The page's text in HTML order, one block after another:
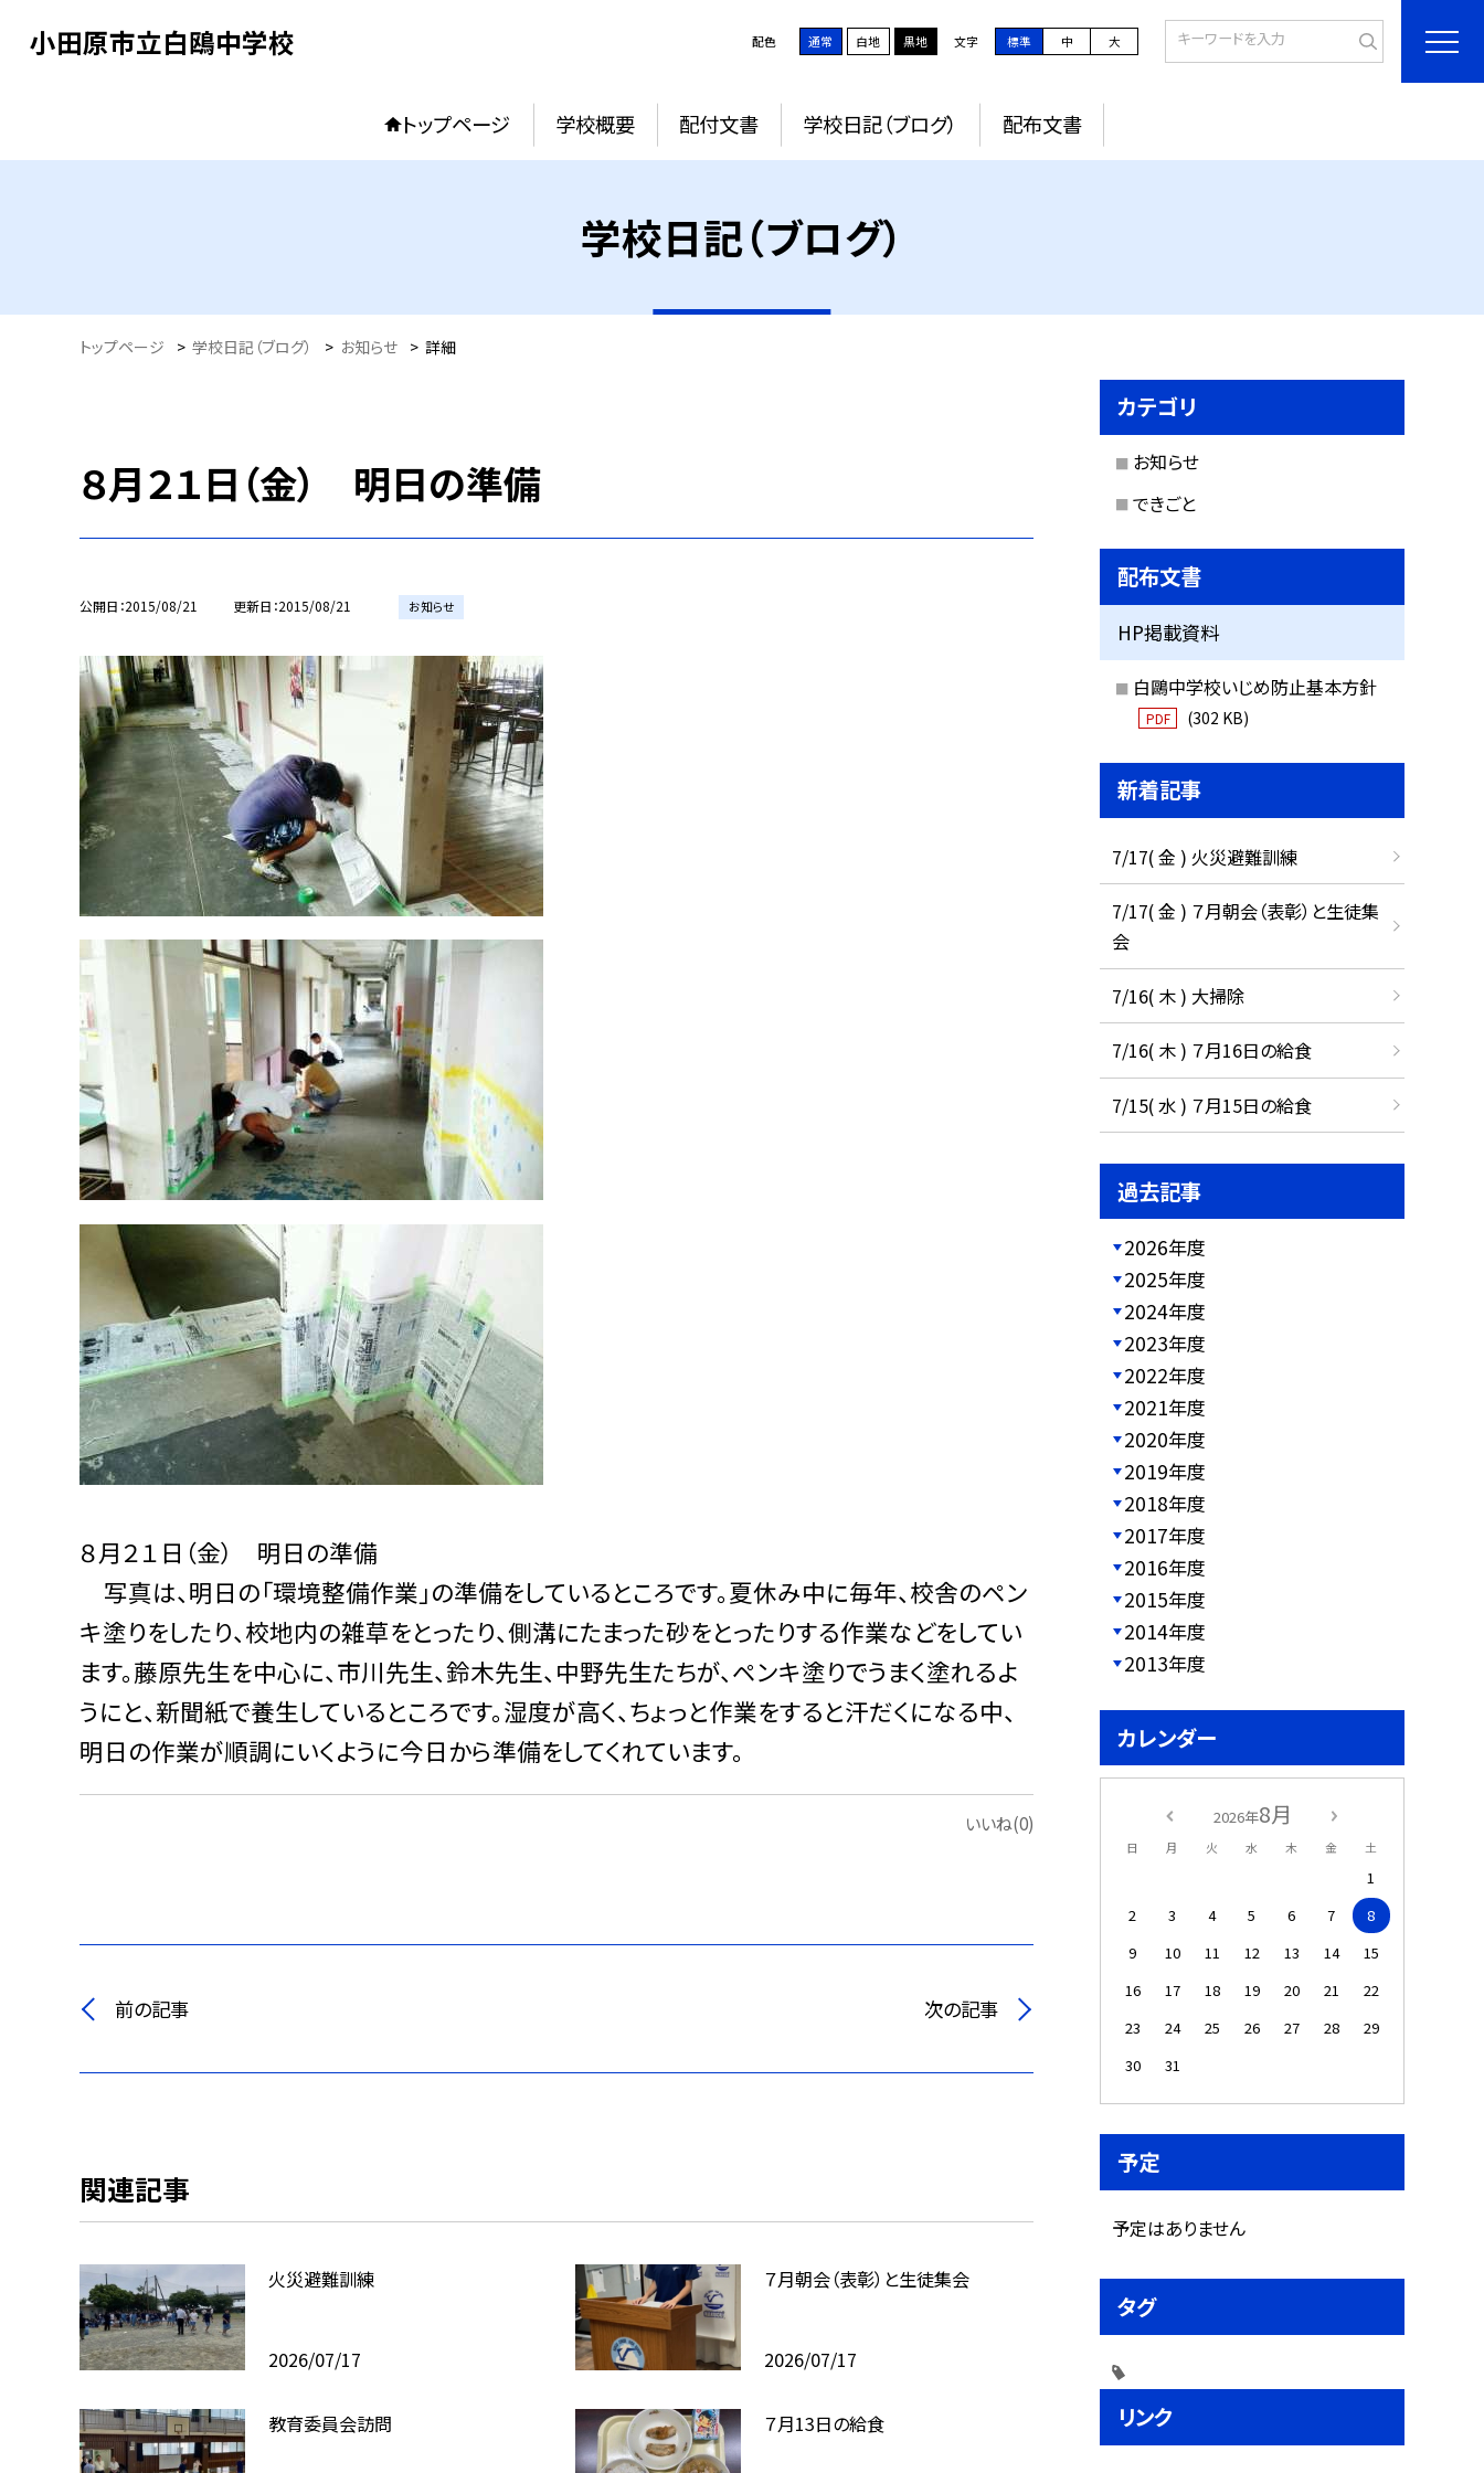
小田原市立白鴎中学校 配色 通常 白地 黒地 文字 標準 中 大
トップページ 学校概要 配付文書 学校日記（ブログ） 配布文書
学校日記（ブログ）
トップページ > 学校日記（ブログ） > お知らせ > 詳細
８月２１日（金） 明日の準備
公開日 2015/08/21 更新日 2015/08/21 お知らせ
８月２１日（金） 明日の準備
写真は、明日の「環境整備作業」の準備をしているところです。夏休み中に毎年、校舎のペン
キ塗りをしたり、校地内の雑草をとったり、側溝にたまった砂をとったりする作業などをしてい
ます。藤原先生を中心に、市川先生、鈴木先生、中野先生たちが、ペンキ塗りでうまく塗れるよ
うにと、新聞紙で養生しているところです。湿度が高く、ちょっと作業をすると汗だくになる中、
明日の作業が順調にいくように今日から準備をしてくれています。
いいね(0)
前の記事 次の記事
関連記事
火災避難訓練
2026/07/17
７月朝会（表彰）と生徒集会
2026/07/17
教育委員会訪問 ７月13日の給食
カテゴリ
お知らせ
できごと
配布文書
HP掲載資料
白鷗中学校いじめ防止基本方針
PDF (302 KB)
新着記事
7/17( 金 ) 火災避難訓練
7/17( 金 ) ７月朝会（表彰）と生徒集
会
7/16( 木 ) 大掃除
7/16( 木 ) ７月16日の給食
7/15( 水 ) ７月15日の給食
過去記事
2026年度
2025年度
2024年度
2023年度
2022年度
2021年度
2020年度
2019年度
2018年度
2017年度
2016年度
2015年度
2014年度
2013年度
カレンダー
2026年8月
日 月 火 水 木 金 土
1
2
3 4 5 6 7
8
9
10 11 12 13 14
15
16
17 18 19 20 21
22
23
24 25 26 27 28
29
30
31
予定
予定はありません
タグ
リンク